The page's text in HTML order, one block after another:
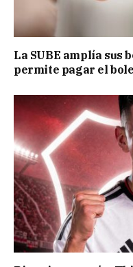
La SUBE amplía sus
permite pagar el